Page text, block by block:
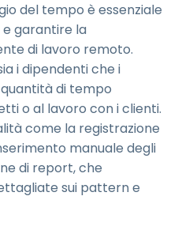
del tempo è essenziale
garantire la
di lavoro remoto.
i dipendenti che i
di tempo
o al lavoro con i clienti.
come la registrazione
manuale degli
di report, che
sui pattern e